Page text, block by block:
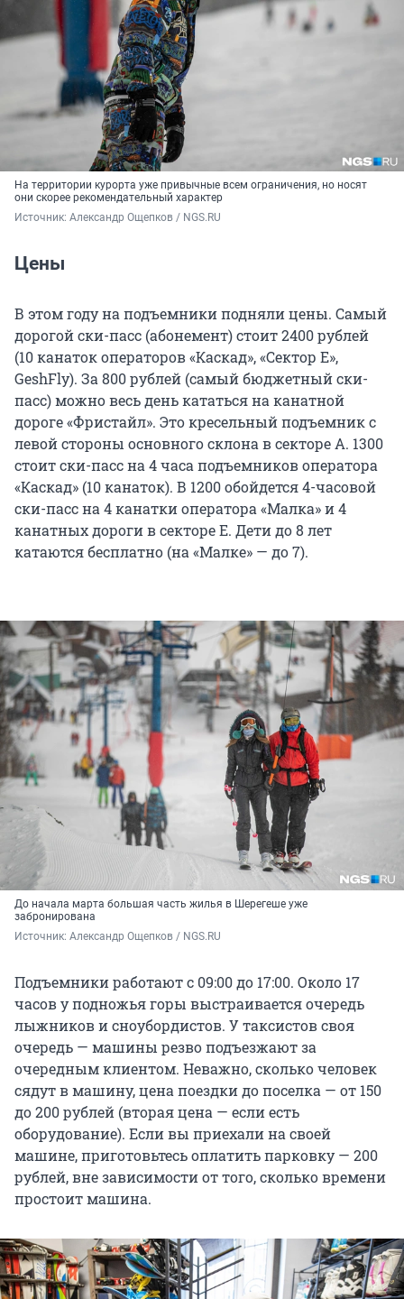
На территории курорта уже привычные всем ограничения, но носят
они скорее рекомендательный характер
Источник: Александр Ощепков / NGS.RU
Цены
В этом году на подъемники подняли цены. Самый
дорогой ски-пасс (абонемент) стоит 2400 рублей
(10 канаток операторов «Каскад», «Сектор Е»,
GeshFly). За 800 рублей (самый бюджетный ски-
пасс) можно весь день кататься на канатной
дороге «Фристайл». Это кресельный подъемник с
левой стороны основного склона в секторе А. 1300
стоит ски-пасс на 4 часа подъемников оператора
«Каскад» (10 канаток). В 1200 обойдется 4-часовой
ски-пасс на 4 канатки оператора «Малка» и 4
канатных дороги в секторе Е. Дети до 8 лет
катаются бесплатно (на «Малке» — до 7).
До начала марта большая часть жилья в Шерегеше уже
забронирована
Источник: Александр Ощепков / NGS.RU
Подъемники работают с 09:00 до 17:00. Около 17
часов у подножья горы выстраивается очередь
лыжников и сноубордистов. У таксистов своя
очередь — машины резво подъезжают за
очередным клиентом. Неважно, сколько человек
сядут в машину, цена поездки до поселка — от 150
до 200 рублей (вторая цена — если есть
оборудование). Если вы приехали на своей
машине, приготовьтесь оплатить парковку — 200
рублей, вне зависимости от того, сколько времени
простоит машина.